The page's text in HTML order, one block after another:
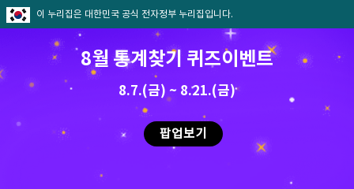
이 누리집은 대한민국 공식 전자정부 누리집입니다.
8월 통계찾기 퀴즈이벤트
8.7.(금) ~ 8.21.(금)
팝업보기